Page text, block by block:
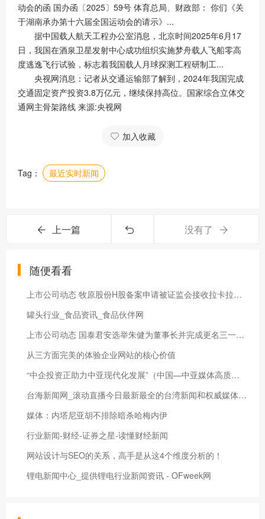
动会的函 国办函〔2025〕59号 体育总局、财政部： 你们《关
于湖南承办第十六届全国运动会的请示》...
据中国载人航天工程办公室消息，北京时间2025年6月17
日，我国在酒泉卫星发射中心成功组织实施梦舟载人飞船零高
度逃逸飞行试验，标志着我国载人月球探测工程研制工...
央视网消息：记者从交通运输部了解到，2024年我国完成
交通固定资产投资3.8万亿元，继续保持高位。国家综合立体交
通网主骨架路线 来源:央视网
加入收藏
Tag： 最近实时新闻
上一篇 没有了
随便看看
上市公司动态 牧原股份H股备案申请被证监会接收拉卡拉、三达膜拟港股上市芯密科技科创板IPO获受理
罐头行业_食品资讯_食品伙伴网
上市公司动态 国泰君安选举朱健为董事长并完成更名三一重工、东鹏饮料推进H股上市进程
从三方面完美的体验企业网站的核心价值
“中企投资正助力中亚现代化发展”（中国—中亚媒体高质量共建“一带一路”联合采访）
台海新闻网_滚动直播今日最新最全的台湾新闻和权威媒体报道_海峡网
媒体：内塔尼亚胡不排除暗杀哈梅内伊
行业新闻-财经-证券之星-读懂财经新闻
网站设计与SEO的关系，高手是从这4个维度分析的！
锂电新闻中心_提供锂电行业新闻资讯 - OFweek网